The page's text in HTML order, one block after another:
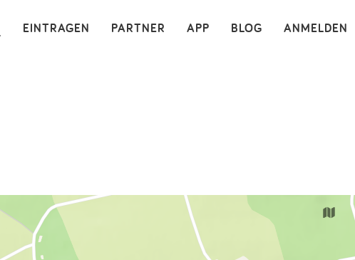
ANMELDEN
BLOG
APP
PARTNER
EINTRAGEN ×